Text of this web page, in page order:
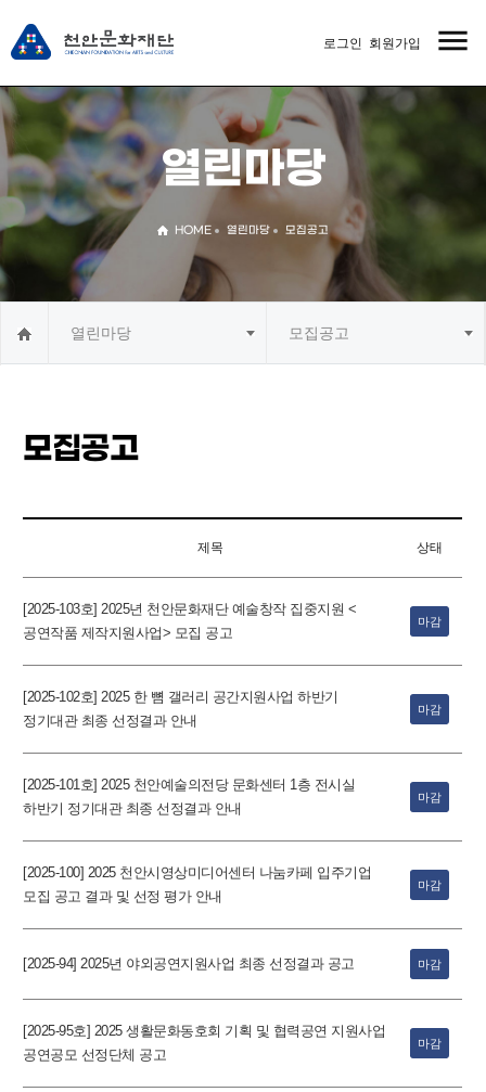
menu
로그인 회원가입
열린마당
HOME 열린마당 모집공고
열린마당 모집공고
모집공고
제목 상태
[2025-103호] 2025년 천안문화재단 예술창작 집중지원 <
공연작품 제작지원사업> 모집 공고
마감
[2025-102호] 2025 한 뼘 갤러리 공간지원사업 하반기
정기대관 최종 선정결과 안내
마감
[2025-101호] 2025 천안예술의전당 문화센터 1층 전시실
하반기 정기대관 최종 선정결과 안내
마감
[2025-100] 2025 천안시영상미디어센터 나눔카페 입주기업
모집 공고 결과 및 선정 평가 안내
마감
[2025-94] 2025년 야외공연지원사업 최종 선정결과 공고 마감
[2025-95호] 2025 생활문화동호회 기획 및 협력공연 지원사업
공연공모 선정단체 공고
마감